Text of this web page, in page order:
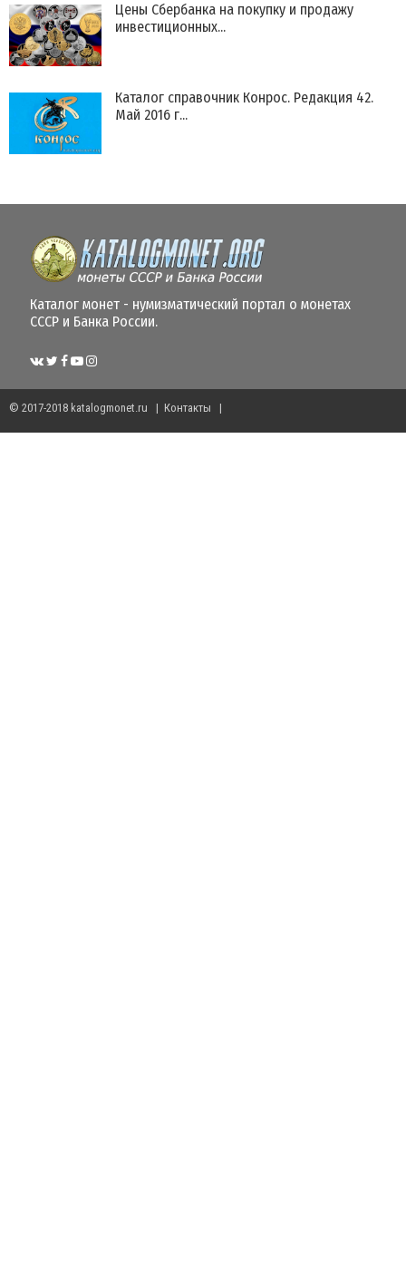
Цены Сбербанка на покупку и продажу
инвестиционных...
Каталог справочник Конрос. Редакция 42.
Май 2016 г...
Каталог монет - нумизматический портал о монетах
СССР и Банка России.
© 2017-2018 katalogmonet.ru | Контакты |